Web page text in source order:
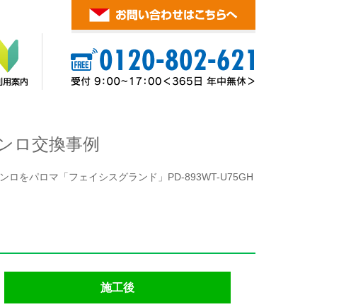
ロ交換事例
ロをパロマ「フェイシスグランド」PD-893WT-U75GH
施工後